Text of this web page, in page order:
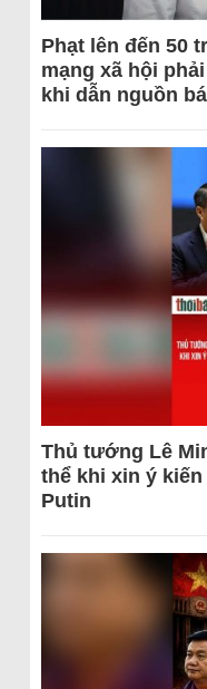
Phạt lên đến 50
mạng xã hội
khi dẫn nguồn
Thủ tướng Lê
thể khi xin ý
Putin